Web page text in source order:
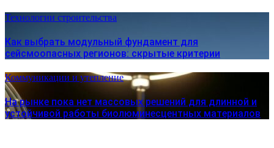
Технологии строительства
Как выбрать модульный фундамент для
сейсмоопасных регионов: скрытые критерии
Коммуникации и утепление
На рынке пока нет массовых решений для длинной и
устойчивой работы биолюминесцентных материалов